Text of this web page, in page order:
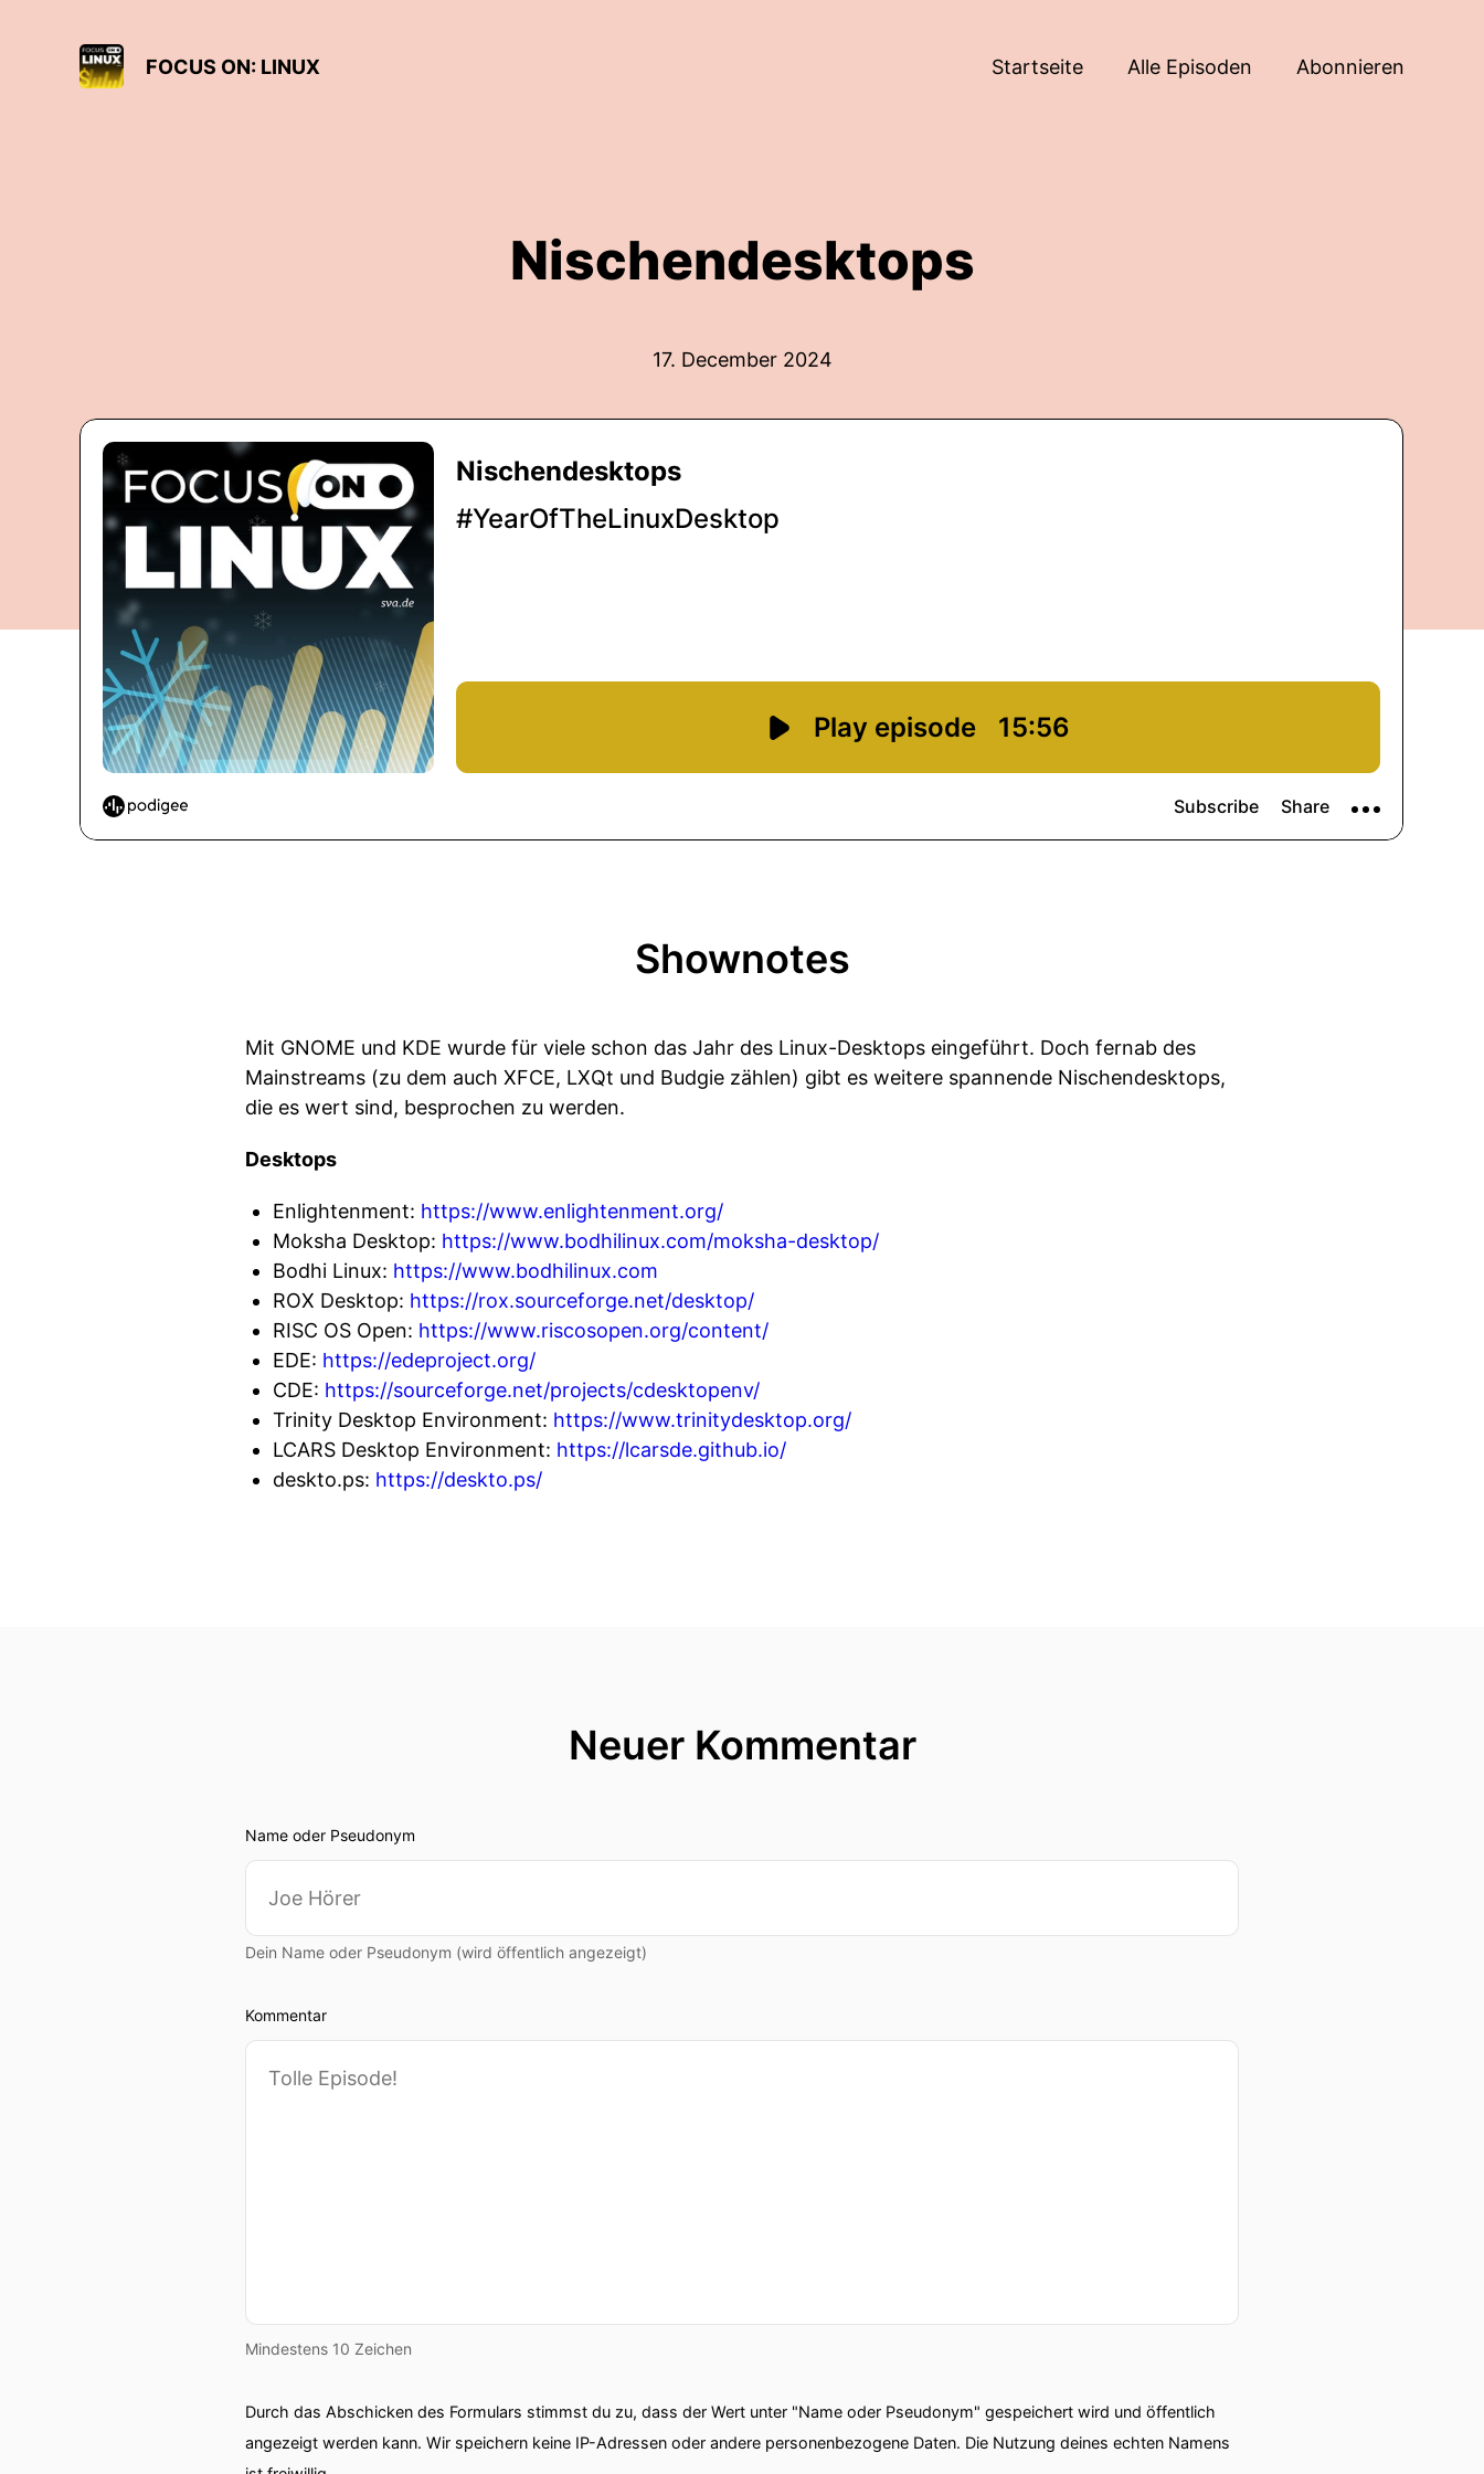
FOCUS ON: LINUX Startseite Alle Episoden Abonnieren
Nischendesktops
17. December 2024
Shownotes
Mit GNOME und KDE wurde für viele schon das Jahr des Linux-Desktops eingeführt. Doch fernab des
Mainstreams (zu dem auch XFCE, LXQt und Budgie zählen) gibt es weitere spannende Nischendesktops,
die es wert sind, besprochen zu werden.
Desktops
Enlightenment: https://www.enlightenment.org/
Moksha Desktop: https://www.bodhilinux.com/moksha-desktop/
Bodhi Linux: https://www.bodhilinux.com
ROX Desktop: https://rox.sourceforge.net/desktop/
RISC OS Open: https://www.riscosopen.org/content/
EDE: https://edeproject.org/
CDE: https://sourceforge.net/projects/cdesktopenv/
Trinity Desktop Environment: https://www.trinitydesktop.org/
LCARS Desktop Environment: https://lcarsde.github.io/
deskto.ps: https://deskto.ps/
Neuer Kommentar
Name oder Pseudonym
Dein Name oder Pseudonym (wird öffentlich angezeigt)
Kommentar
Mindestens 10 Zeichen
Durch das Abschicken des Formulars stimmst du zu, dass der Wert unter "Name oder Pseudonym" gespeichert wird und öffentlich
angezeigt werden kann. Wir speichern keine IP-Adressen oder andere personenbezogene Daten. Die Nutzung deines echten Namens